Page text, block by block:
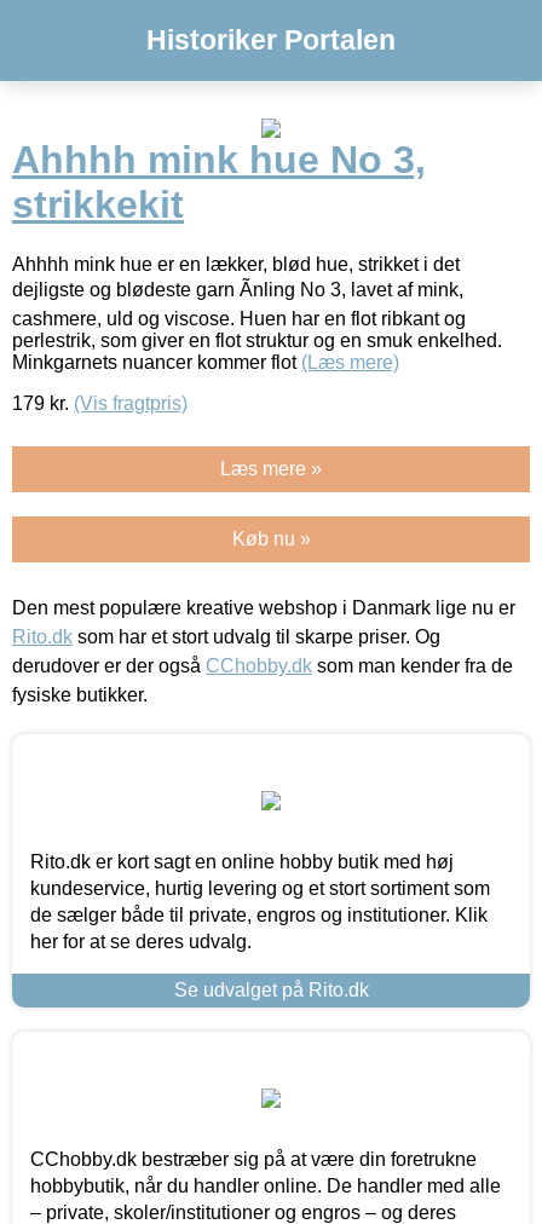
Historiker Portalen
Ahhhh mink hue No 3,
strikkekit
Ahhhh mink hue er en lækker, blød hue, strikket i det
dejligste og blødeste garn Ãnling No 3, lavet af mink,
cashmere, uld og viscose. Huen har en flot ribkant og
perlestrik, som giver en flot struktur og en smuk enkelhed.
Minkgarnets nuancer kommer flot (Læs mere)
179 kr. (Vis fragtpris)
Læs mere »
Køb nu »
Den mest populære kreative webshop i Danmark lige nu er
Rito.dk som har et stort udvalg til skarpe priser. Og
derudover er der også CChobby.dk som man kender fra de
fysiske butikker.
Rito.dk er kort sagt en online hobby butik med høj
kundeservice, hurtig levering og et stort sortiment som
de sælger både til private, engros og institutioner. Klik
her for at se deres udvalg.
Se udvalget på Rito.dk
CChobby.dk bestræber sig på at være din foretrukne
hobbybutik, når du handler online. De handler med alle
– private, skoler/institutioner og engros – og deres